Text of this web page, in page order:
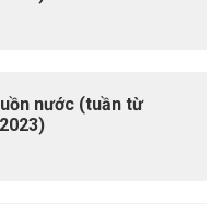
nước (tuần từ